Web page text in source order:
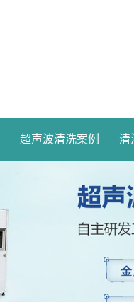
超声波清洗案例 清